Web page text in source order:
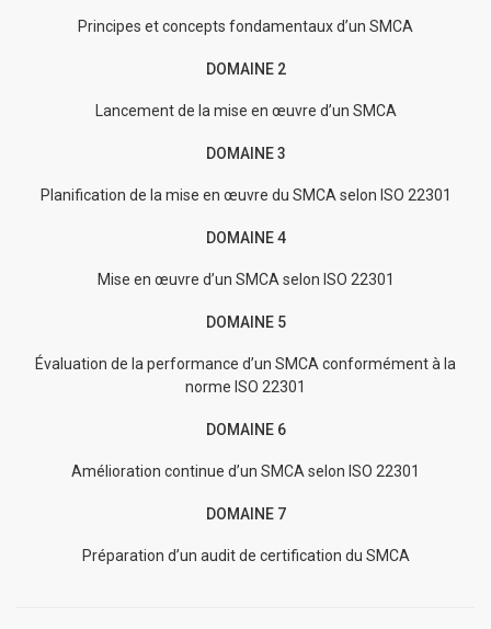
Principes et concepts fondamentaux d’un SMCA
DOMAINE 2
Lancement de la mise en œuvre d’un SMCA
DOMAINE 3
Planification de la mise en œuvre du SMCA selon ISO 22301
DOMAINE 4
Mise en œuvre d’un SMCA selon ISO 22301
DOMAINE 5
Évaluation de la performance d’un SMCA conformément à la
norme ISO 22301
DOMAINE 6
Amélioration continue d’un SMCA selon ISO 22301
DOMAINE 7
Préparation d’un audit de certification du SMCA